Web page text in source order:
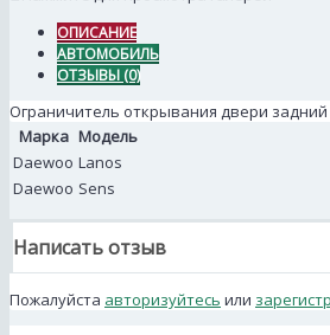
ОПИСАНИЕ
АВТОМОБИЛЬ
ОТЗЫВЫ (0)
Ограничитель открывания двери задний
Марка Модель
Daewoo Lanos
Daewoo Sens
Написать отзыв
Пожалуйста авторизуйтесь или